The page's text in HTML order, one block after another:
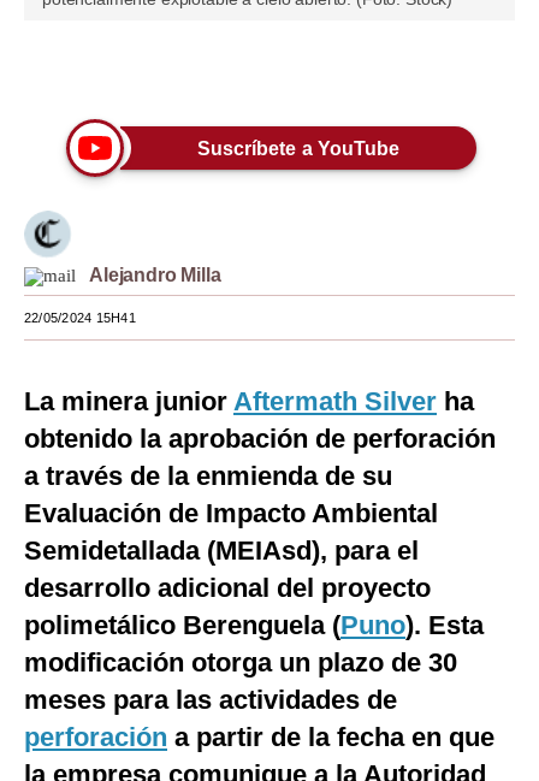
Tendencias
Lujo
Viajes
Moda
Estilos
México
España
Internacional
Tecnología
Club del Suscriptor
Mix
G de Gestión
Suscríbete a YouTube
Alejandro Milla
22/05/2024 15H41
La minera junior Aftermath Silver ha
obtenido la aprobación de perforación
a través de la enmienda de su
Evaluación de Impacto Ambiental
Semidetallada (MEIAsd), para el
desarrollo adicional del proyecto
polimetálico Berenguela (Puno). Esta
modificación otorga un plazo de 30
meses para las actividades de
perforación a partir de la fecha en que
la empresa comunique a la Autoridad